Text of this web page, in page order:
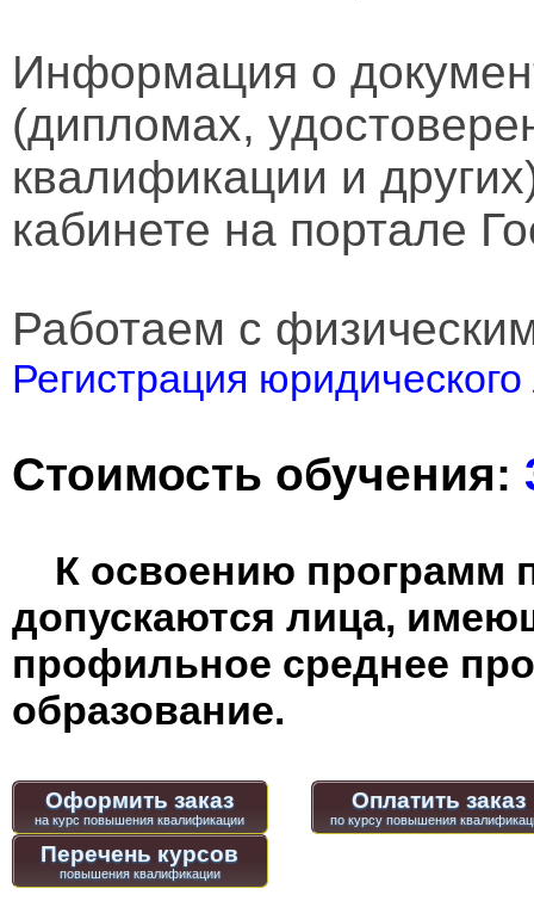
Информация о
(дипломах,
квалификации и
кабинете на портале
Работаем с
Регистрация
Стоимость обучения:
К освоению программ
допускаются лица,
профильное среднее
образование.
Оформить заказ Оплатить заказ
Перечень курсов
повышения квалификации